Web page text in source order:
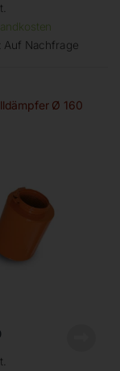
Auf Nachfrage
Ø 160